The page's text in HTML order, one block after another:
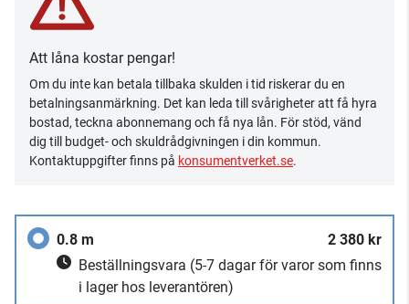
Att låna kostar pengar!
Om du inte kan betala tillbaka skulden i tid riskerar du en
betalningsanmärkning. Det kan leda till svårigheter att få hyra
bostad, teckna abonnemang och få nya lån. För stöd, vänd
dig till budget- och skuldrådgivningen i din kommun.
Kontaktuppgifter finns på konsumentverket.se.
0.8 m
2 380 kr
Beställningsvara (5-7 dagar för varor som finns
i lager hos leverantören)